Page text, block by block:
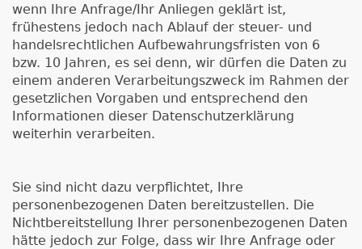
wenn Ihre Anfrage/Ihr Anliegen geklärt ist,
frühestens jedoch nach Ablauf der steuer- und
handelsrechtlichen Aufbewahrungsfristen von 6
bzw. 10 Jahren, es sei denn, wir dürfen die Daten zu
einem anderen Verarbeitungszweck im Rahmen der
gesetzlichen Vorgaben und entsprechend den
Informationen dieser Datenschutzerklärung
weiterhin verarbeiten.
Sie sind nicht dazu verpflichtet, Ihre
personenbezogenen Daten bereitzustellen. Die
Nichtbereitstellung Ihrer personenbezogenen Daten
hätte jedoch zur Folge, dass wir Ihre Anfrage oder